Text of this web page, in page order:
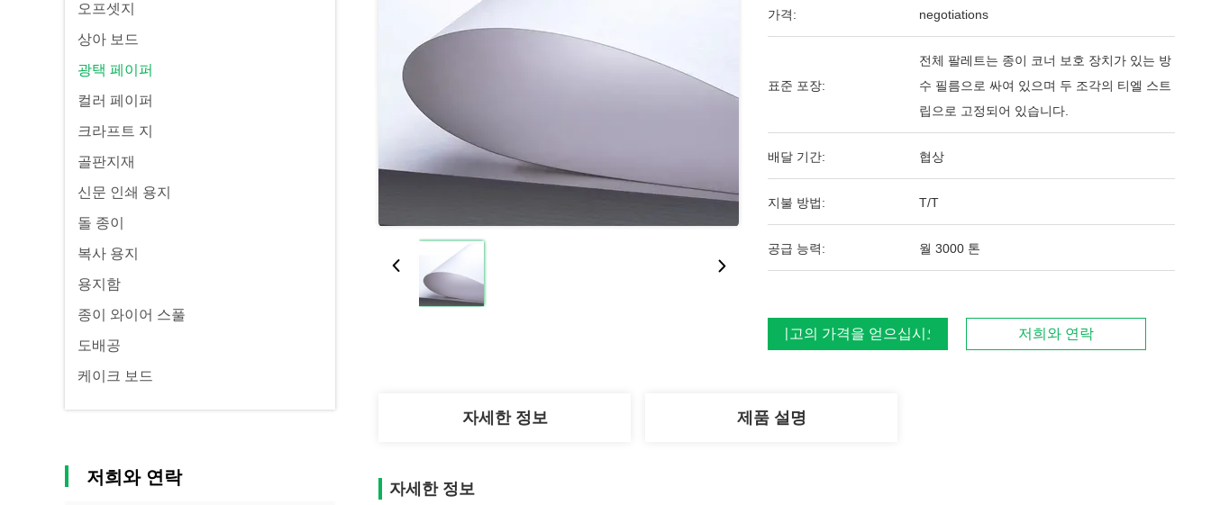
오프셋지
상아 보드
광택 페이퍼
컬러 페이퍼
크라프트 지
골판지재
신문 인쇄 용지
돌 종이
복사 용지
용지함
종이 와이어 스풀
도배공
케이크 보드
저희와 연락
가격: negotiations
표준 포장:
전체 팔레트는 종이 코너 보호 장치가 있는 방
수 필름으로 싸여 있으며 두 조각의 티엘 스트
립으로 고정되어 있습니다.
배달 기간: 협상
지불 방법: T/T
공급 능력: 월 3000 톤
최고의 가격을 얻으십시오 저희와 연락
자세한 정보 제품 설명
자세한 정보